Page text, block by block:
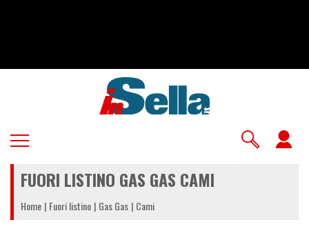
FUORI LISTINO GAS GAS CAMI
Home Fuori listino Gas Gas Cami